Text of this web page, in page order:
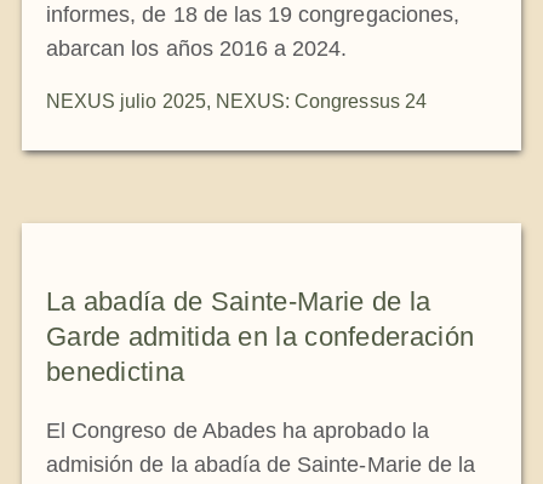
informes, de 18 de las 19 congregaciones,
abarcan los años 2016 a 2024.
NEXUS julio 2025, NEXUS: Congressus 24
La abadía de Sainte-Marie de la
Garde admitida en la confederación
benedictina
El Congreso de Abades ha aprobado la
admisión de la abadía de Sainte-Marie de la